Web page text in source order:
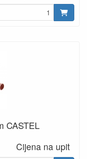
CASTEL
Cijena na upit